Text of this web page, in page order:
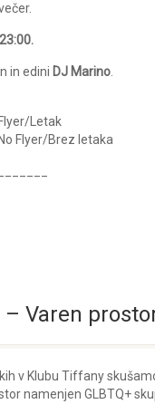
in edini DJ Marino
Letak
Flyer/Brez letaka
Varen
v Klubu Tiffany
namenjen GLBTQ+